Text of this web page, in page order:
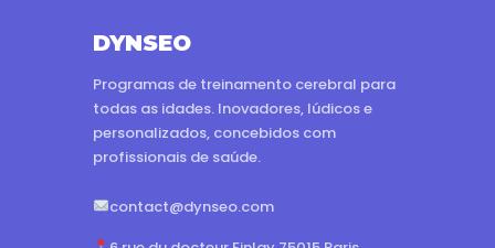
DYNSEO
Programas de treinamento cerebral para
todas as idades. Inovadores, lúdicos e
personalizados, concebidos com
profissionais de saúde.
contact@dynseo.com